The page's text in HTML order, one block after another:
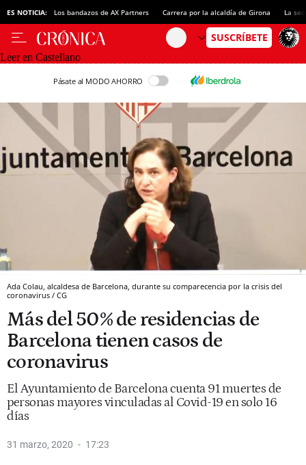
ES NOTICIA: Los bandazos de AX Partners Carrera por la alcaldía de Girona La
Leer en Castellano
Pásate al MODO AHORRO
Ada Colau, alcaldesa de Barcelona, durante su comparecencia por la crisis del
coronavirus / CG
Más del 50% de residencias de
Barcelona tienen casos de
coronavirus
El Ayuntamiento de Barcelona cuenta 91 muertes de
personas mayores vinculadas al Covid-19 en solo 16
días
31 marzo, 2020 17:23